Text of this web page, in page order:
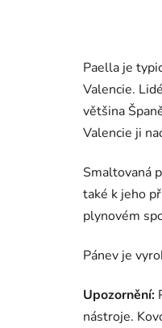
Paella je
Valencie.
většina
Valencie ji
Smaltovaná
také k jeho
plynovém
Pánev je
Upozornění:
nástroje.